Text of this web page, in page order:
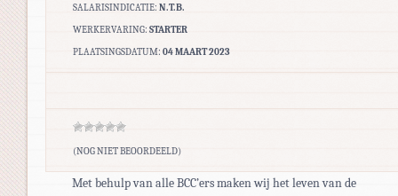
SALARISINDICATIE: N.T.B.
WERKERVARING: STARTER
PLAATSINGSDATUM: 04 MAART 2023
(NOG NIET BEOORDEELD)
Met behulp van alle BCC’ers maken wij het leven van de